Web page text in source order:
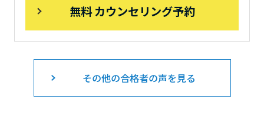
無料 カウンセリング予約
その他の合格者の声を見る